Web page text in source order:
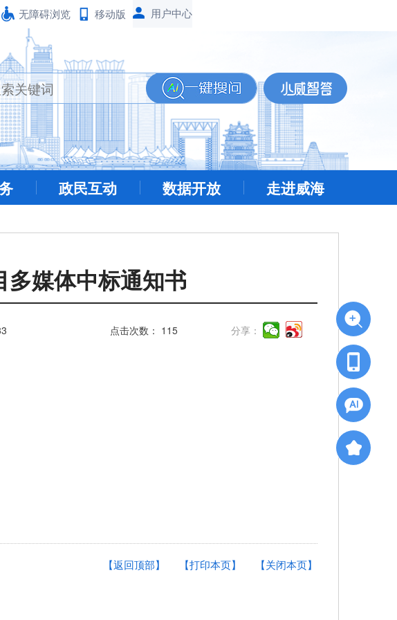
无障碍浏览 移动版
政民互动 数据开放 走进威海
媒体中标通知书
点击次数： 115 分享：
【关闭本页】
【打印本页】
【返回顶部】